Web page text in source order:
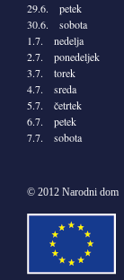
29.6. petek
30.6. sobota
1.7. nedelja
2.7. ponedeljek
3.7. torek
4.7. sreda
5.7. četrtek
6.7. petek
7.7. sobota
© 2012 Narodni dom